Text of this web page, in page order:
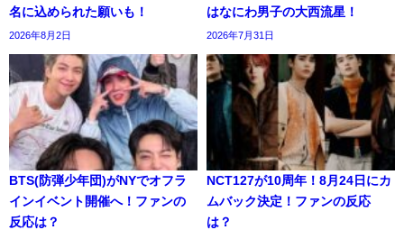
名に込められた願いも！
2026年8月2日
はなにわ男子の大西流星！
2026年7月31日
BTS(防弾少年団)がNYでオフラ
インイベント開催へ！ファンの
反応は？
NCT127が10周年！8月24日にカ
ムバック決定！ファンの反応
は？